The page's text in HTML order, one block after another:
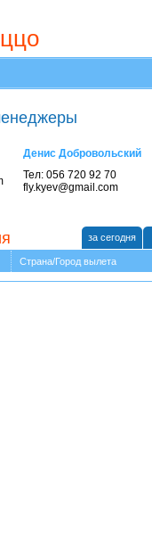
Денис Добровольский
Тел: 056 720 92 70
fly.kyev@gmail.com
за сегодня
Страна/Город вылета